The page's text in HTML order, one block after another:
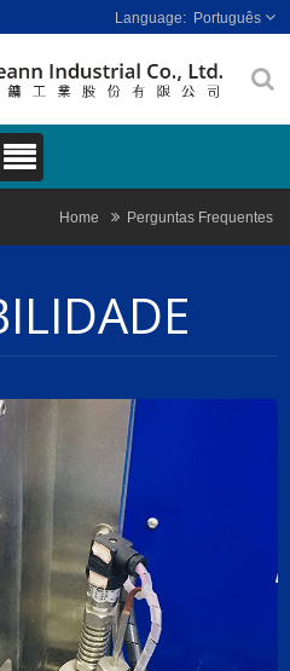
Português
Home Perguntas Frequentes